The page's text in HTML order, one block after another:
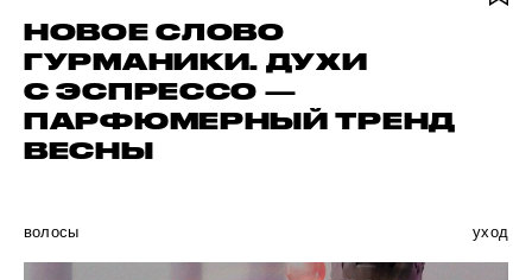
НОВОЕ СЛОВО
ГУРМАНИКИ. ДУХИ
С ЭСПРЕССО —
ПАРФЮМЕРНЫЙ ТРЕНД
ВЕСНЫ
волосы уход